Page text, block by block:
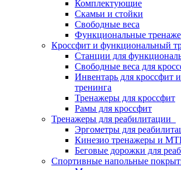
Комплектующие
Скамьи и стойки
Свободные веса
Функциональные
Кроссфит и функциональный
Станции для
Свободные веса для
Инвентарь для кроссфит
тренинга
Тренажеры для кроссфит
Рамы для кроссфит
Тренажеры для реабилитации
Эргометры для
Кинезио тренажеры и
Беговые дорожки для
Спортивные напольные